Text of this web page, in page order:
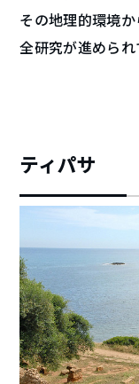
その地理的環境
全研究が進められ
ティパサ